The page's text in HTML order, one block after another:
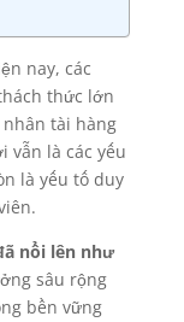
nay, các
thức lớn
tài hàng
vẫn là các yếu
là yếu tố duy
nổi lên như
sâu rộng
bền vững